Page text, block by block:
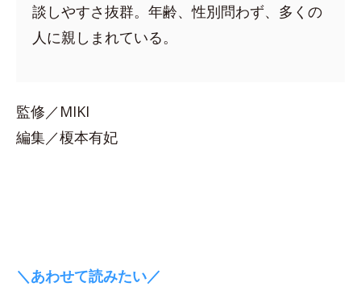
談しやすさ抜群。年齢、性別問わず、多くの
人に親しまれている。
監修／MIKI
編集／榎本有妃
＼あわせて読みたい／